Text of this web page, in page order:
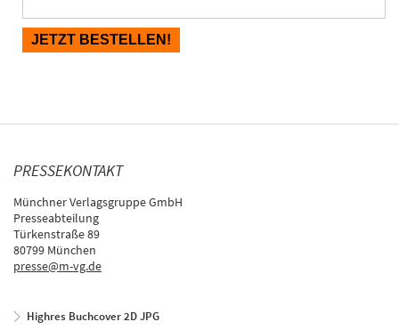
PRESSEKONTAKT
Münchner Verlagsgruppe GmbH
Presseabteilung
Türkenstraße 89
80799 München
presse@m-vg.de
Highres Buchcover 2D JPG